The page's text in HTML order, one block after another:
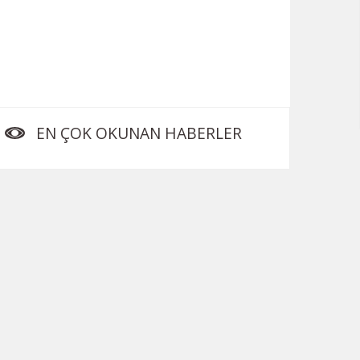
EN ÇOK OKUNAN HABERLER